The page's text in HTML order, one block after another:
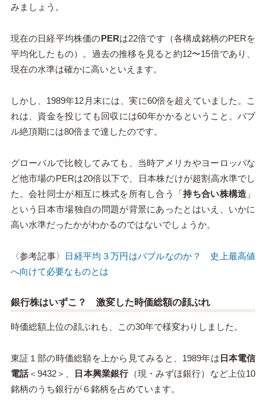
みましょう。
現在の日経平均株価のPERは22倍です（各構成銘柄のPERを
平均化したもの）。過去の推移を見ると約12〜15倍であり、
現在の水準は確かに高いといえます。
しかし、1989年12月末には、実に60倍を超えていました。こ
れは、資金を投じても回収には60年かかるということ。バブ
ル絶頂期には80倍まで達したのです。
グローバルで比較してみても、当時アメリカやヨーロッパな
ど他市場のPERは20倍以下で、日本株だけが超割高水準でし
た。会社同士が相互に株式を所有し合う「持ち合い株構造 」
という日本市場独自の問題が背景にあったとはいえ、いかに
高い水準だったかがわかるのではないでしょうか。
〈参考記事〉 日経平均３万円はバブルなのか？ 史上最高値
へ向けて必要なものとは
銀行株はいずこ？ 激変した時価総額の顔ぶれ
時価総額上位の顔ぶれも、この30年で様変わりしました。
東証１部の時価総額を上から見てみると、1989年は 日本電信
電話＜9432＞、 日本興業銀行（現・みずほ銀行）など上位10
銘柄のうち銀行が６銘柄を占めています。